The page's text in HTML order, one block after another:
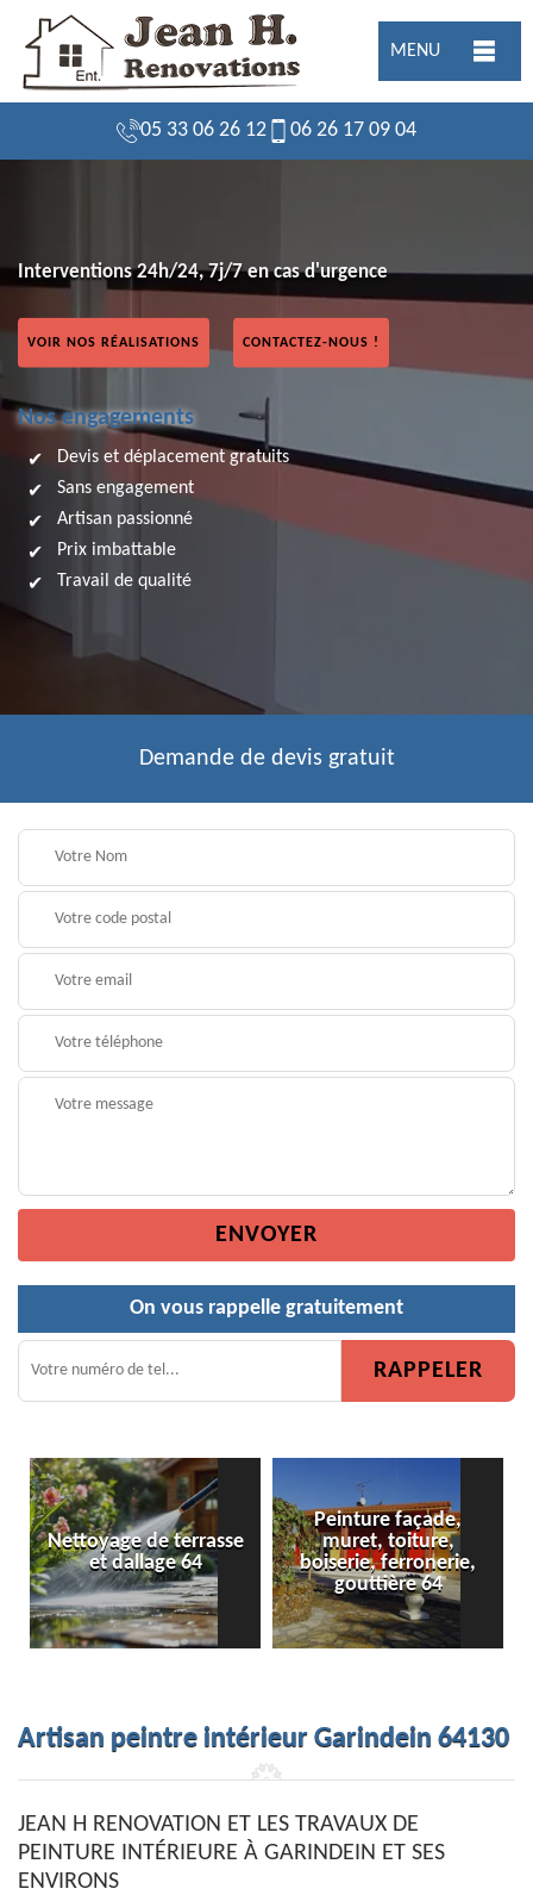
MENU
05 33 06 26 12 06 26 17 09 04
Interventions 24h/24, 7j/7 en cas d'urgence
VOIR NOS RÉALISATIONS CONTACTEZ-NOUS !
Nos engagements
Devis et déplacement gratuits
Sans engagement
Artisan passionné
Prix imbattable
Travail de qualité
Demande de devis gratuit
On vous rappelle gratuitement
Nettoyage de terrasse
et dallage 64
Peinture façade,
muret, toiture,
boiserie, ferronerie,
gouttière 64
Artisan peintre intérieur Garindein 64130
JEAN H RENOVATION ET LES TRAVAUX DE
PEINTURE INTÉRIEURE À GARINDEIN ET SES
ENVIRONS